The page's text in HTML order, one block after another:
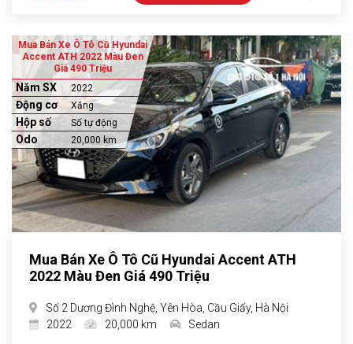
Mua Bán Xe Ô Tô Cũ Hyundai
Accent ATH 2022 Màu Đen
Giá 490 Triệu
Năm SX 2022
Động cơ Xăng
Hộp số Số tự động
Odo 20,000 km
Mua Bán Xe Ô Tô Cũ Hyundai Accent ATH
2022 Màu Đen Giá 490 Triệu
Số 2 Dương Đình Nghệ, Yên Hòa, Cầu Giấy, Hà Nội
2022
20,000 km Sedan